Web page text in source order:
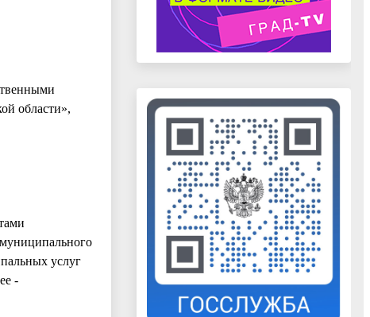
области»,
услуг
-